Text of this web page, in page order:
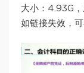
大小：4.93G，
如链接失效，